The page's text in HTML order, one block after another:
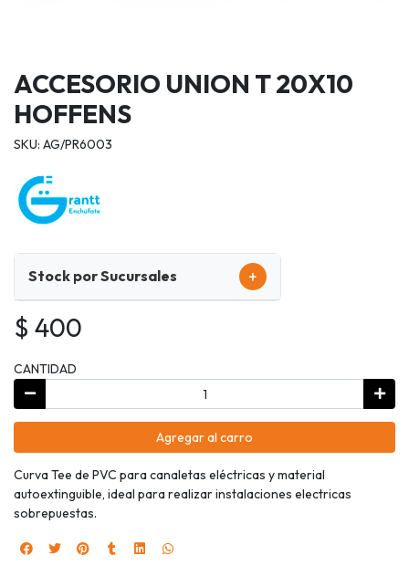
ACCESORIO UNION T 20X10
HOFFENS
SKU: AG/PR6003
Stock por Sucursales +
$ 400
CANTIDAD
Agregar al carro
Curva Tee de PVC para canaletas eléctricas y material
autoextinguible, ideal para realizar instalaciones electricas
sobrepuestas.